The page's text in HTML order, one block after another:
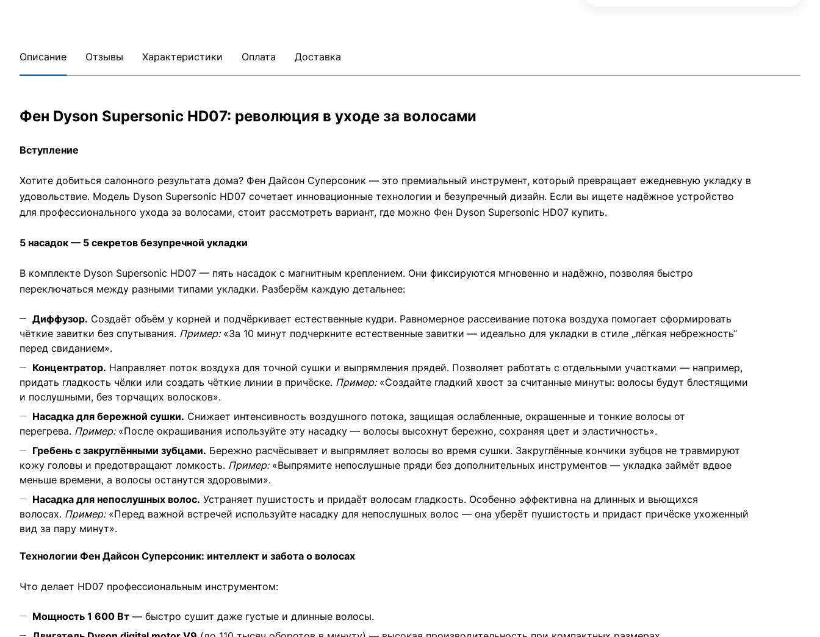
Описание Отзывы Характеристики Оплата Доставка
Фен Dyson Supersonic HD07: революция в уходе за волосами
Вступление
Хотите добиться салонного результата дома? Фен Дайсон Суперсоник — это премиальный инструмент, который превращает ежедневную укладку в
удовольствие. Модель Dyson Supersonic HD07 сочетает инновационные технологии и безупречный дизайн. Если вы ищете надёжное устройство
для профессионального ухода за волосами, стоит рассмотреть вариант, где можно Фен Dyson Supersonic HD07 купить.
5 насадок — 5 секретов безупречной укладки
В комплекте Dyson Supersonic HD07 — пять насадок с магнитным креплением. Они фиксируются мгновенно и надёжно, позволяя быстро
переключаться между разными типами укладки. Разберём каждую детальнее:
Диффузор. Создаёт объём у корней и подчёркивает естественные кудри. Равномерное рассеивание потока воздуха помогает сформировать
чёткие завитки без спутывания. Пример:«За 10 минут подчеркните естественные завитки — идеально для укладки в стиле „лёгкая небрежность“
перед свиданием».
Концентратор. Направляет поток воздуха для точной сушки и выпрямления прядей. Позволяет работать с отдельными участками — например,
придать гладкость чёлки или создать чёткие линии в причёске. Пример:«Создайте гладкий хвост за считанные минуты: волосы будут блестящими
и послушными, без торчащих волосков».
Насадка для бережной сушки. Снижает интенсивность воздушного потока, защищая ослабленные, окрашенные и тонкие волосы от
перегрева. Пример:«После окрашивания используйте эту насадку — волосы высохнут бережно, сохраняя цвет и эластичность».
Гребень с закруглёнными зубцами. Бережно расчёсывает и выпрямляет волосы во время сушки. Закруглённые кончики зубцов не травмируют
кожу головы и предотвращают ломкость. Пример:«Выпрямите непослушные пряди без дополнительных инструментов — укладка займёт вдвое
меньше времени, а волосы останутся здоровыми».
Насадка для непослушных волос. Устраняет пушистость и придаёт волосам гладкость. Особенно эффективна на длинных и вьющихся
волосах. Пример:«Перед важной встречей используйте насадку для непослушных волос — она уберёт пушистость и придаст причёске ухоженный
вид за пару минут».
Технологии Фен Дайсон Суперсоник: интеллект и забота о волосах
Что делает HD07 профессиональным инструментом:
Мощность 1 600 Вт — быстро сушит даже густые и длинные волосы.